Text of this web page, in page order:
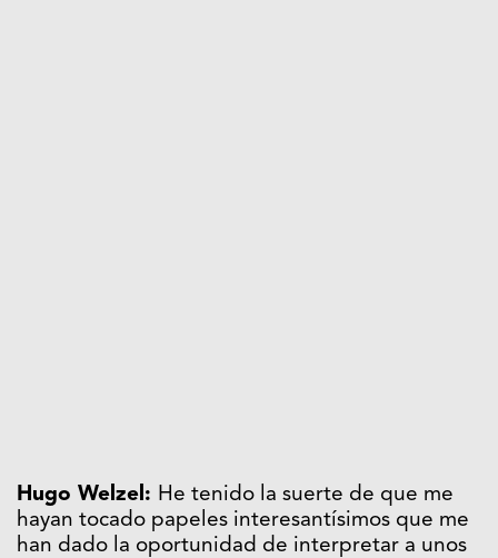
Hugo Welzel: He tenido la suerte de que me
hayan tocado papeles interesantísimos que me
han dado la oportunidad de interpretar a unos